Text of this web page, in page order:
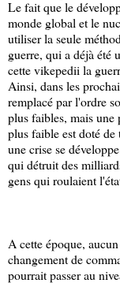
Le fait que le
monde global et le
utiliser la seule
guerre, qui a déjà été
cette vikepedii la
Ainsi, dans les
remplacé par l'ordre
plus faibles, mais
plus faible est doté de
une crise se
qui détruit des
gens qui roulaient
A cette époque,
changement de
pourrait passer au